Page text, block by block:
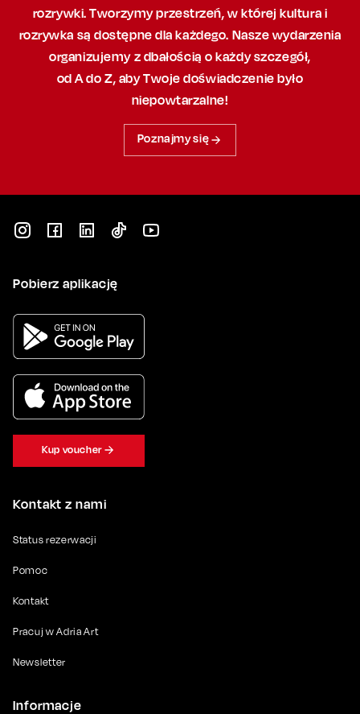
rozrywki. Tworzymy przestrzeń,w której kultura i
rozrywka są dostępne dla każdego. Nasze wydarzenia
organizujemy z dbałością o każdy szczegół,
od A do Z, abyTwoje doświadczenie było
niepowtarzalne!
Poznajmy się
Kontakt z nami
Status rezerwacji
Pomoc
Kontakt
Pracuj w Adria Art
Newsletter
Informacje
Pobierz aplikację
Kup voucher